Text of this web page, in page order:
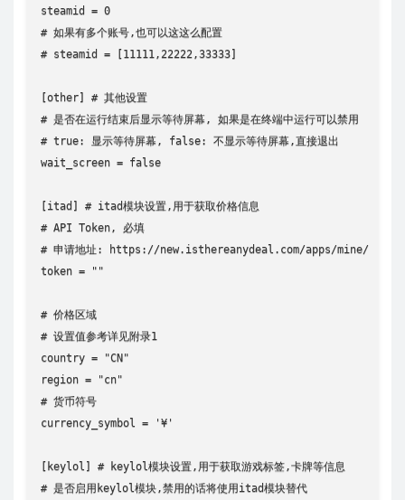
steamid = 0
# 如果有多个账号,也可以这这么配置
# steamid = [11111,22222,33333]
[other] # 其他设置
# 是否在运行结束后显示等待屏幕, 如果是在终端中运行可以禁用
# true: 显示等待屏幕, false: 不显示等待屏幕,直接退出
wait_screen = false
[itad] # itad模块设置,用于获取价格信息
# API Token, 必填
# 申请地址: https://new.isthereanydeal.com/apps/mine/
token = ""
# 价格区域
# 设置值参考详见附录1
country = "CN"
region = "cn"
# 货币符号
currency_symbol = '¥'
[keylol] # keylol模块设置,用于获取游戏标签,卡牌等信息
# 是否启用keylol模块,禁用的话将使用itad模块替代